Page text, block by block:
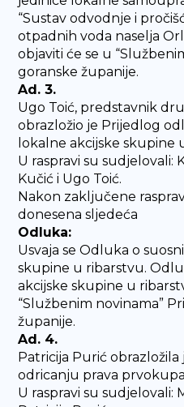
“Sustav odvodnje i
otpadnih voda naselja
objaviti će se u
goranske županije.
Ad. 3.
Ugo Toić, predstavnik
obrazložio je Prijedlog
lokalne akcijske skupine
U raspravi su sudjelovali:
Kučić i Ugo Toić.
Nakon zaključene
donesena sljedeća
Odluka:
Usvaja se Odluka o
skupine u ribarstvu.
akcijske skupine u
“Službenim novinama”
županije.
Ad. 4.
Patricija Purić
odricanju prava
U raspravi su sudjelovali: